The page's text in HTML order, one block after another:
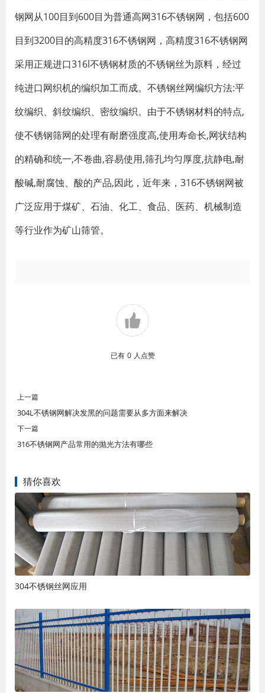
钢网从100目到600目为普通高网316不锈钢网，包括600
目到3200目的高精度316不锈钢网，高精度316不锈钢网
采用正规进口316l不锈钢材质的不锈钢丝为原料，经过
纯进口网织机的编织加工而成。不锈钢丝网编织方法:平
纹编织、斜纹编织、密纹编织。由于不锈钢材料的特点,
使不锈钢筛网的处理有耐磨强度高,使用寿命长,网状结构
的精确和统一,不卷曲,容易使用,筛孔均匀厚度,抗静电,耐
酸碱,耐腐蚀、酸的产品,因此，近年来，316不锈钢网被
广泛应用于煤矿、石油、化工、食品、医药、机械制造
等行业作为矿山筛管。
已有 0 人点赞
上一篇
304L不锈钢网解决发黑的问题需要从多方面来解决
下一篇
316不锈钢网产品常用的抛光方法有哪些
猜你喜欢
304不锈钢丝网应用